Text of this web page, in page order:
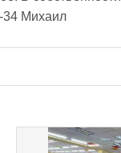
34 Михаил